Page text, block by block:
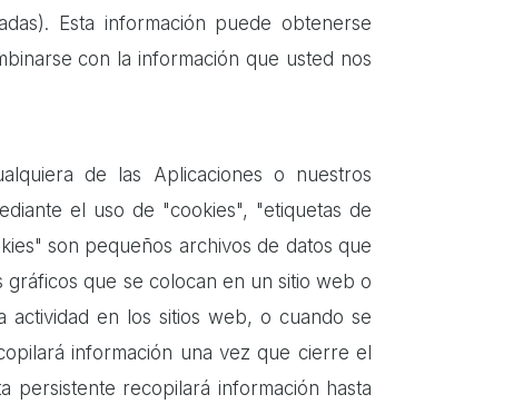
Esta información puede obtenerse
con la información que usted nos
de las Aplicaciones o nuestros
el uso de "cookies", "etiquetas de
son pequeños archivos de datos que
que se colocan en un sitio web o
en los sitios web, o cuando se
información una vez que cierre el
recopilará información hasta